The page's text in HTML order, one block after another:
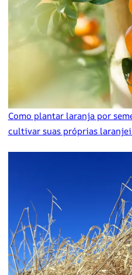
Como plantar laranja por
cultivar suas próprias